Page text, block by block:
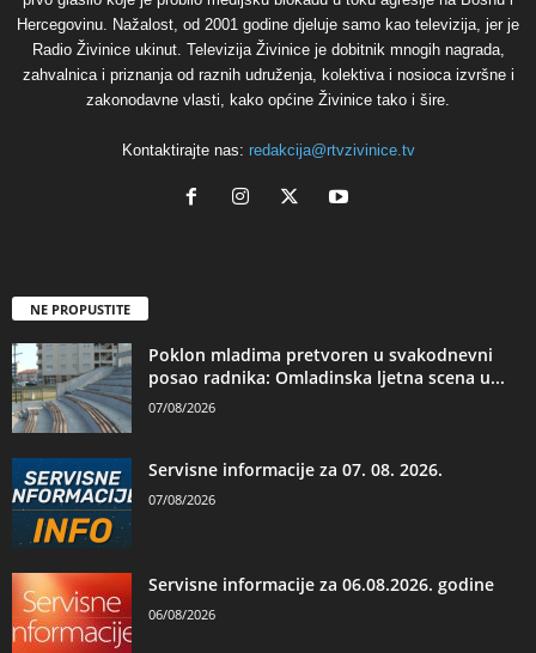
Hercegovinu. Nažalost, od 2001 godine djeluje samo kao televizija, jer je
Radio Živinice ukinut. Televizija Živinice je dobitnik mnogih nagrada,
zahvalnica i priznanja od raznih udruženja, kolektiva i nosioca izvršne i
zakonodavne vlasti, kako općine Živinice tako i šire.
Kontaktirajte nas: redakcija@rtvzivinice.tv
NE PROPUSTITE
Poklon mladima pretvoren u svakodnevni
posao radnika: Omladinska ljetna scena u...
07/08/2026
Servisne informacije za 07. 08. 2026.
07/08/2026
Servisne informacije za 06.08.2026. godine
06/08/2026